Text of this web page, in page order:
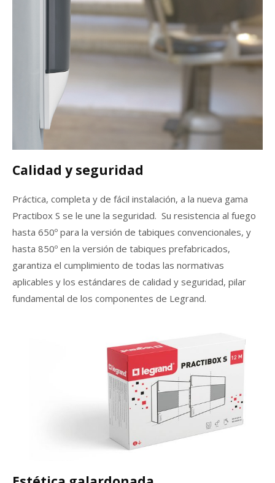
Calidad y seguridad
Práctica, completa y de fácil instalación, a la nueva gama
Practibox S se le une la seguridad. Su resistencia al fuego
hasta 650º para la versión de tabiques convencionales, y
hasta 850º en la versión de tabiques prefabricados,
garantiza el cumplimiento de todas las normativas
aplicables y los estándares de calidad y seguridad, pilar
fundamental de los componentes de Legrand.